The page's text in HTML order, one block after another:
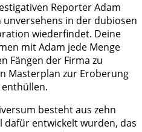
Reporter Adam
unversehens in der dubiosen
wiederfindet. Deine
mit Adam jede Menge
Fängen der Firma zu
Masterplan zur Eroberung
besteht aus zehn
dafür entwickelt wurden, das